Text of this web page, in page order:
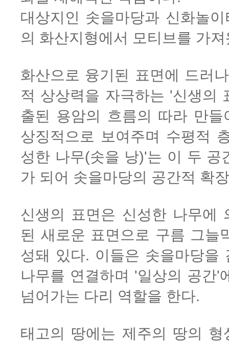
대상지인 솟을마당과 신화놀
의 화산지형에서 모티브를 가
화산으로 융기된 표면에 드러
적 상상력을 자극하는 '신생의
출된 용암의 흐름의 따라 만
상징적으로 보여주며 수평적
성한 나무(솟을 낭)'는 이 두 공
가 되어 솟을마당의 공간적 확
신생의 표면은 신성한 나무에
된 새로운 표면으로 구름 그늘
성돼 있다. 이들은 솟을마당을
나무를 연결하며 '일상의 공간'
넘어가는 다리 역할을 한다.
태고의 땅에는 제주의 땅의